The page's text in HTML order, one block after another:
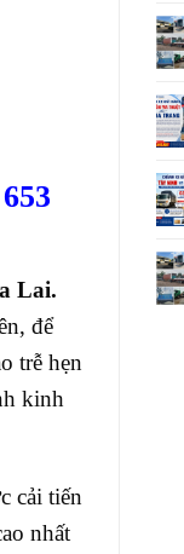
Lai.
để
trễ hẹn
kinh
cải tiến
nhất